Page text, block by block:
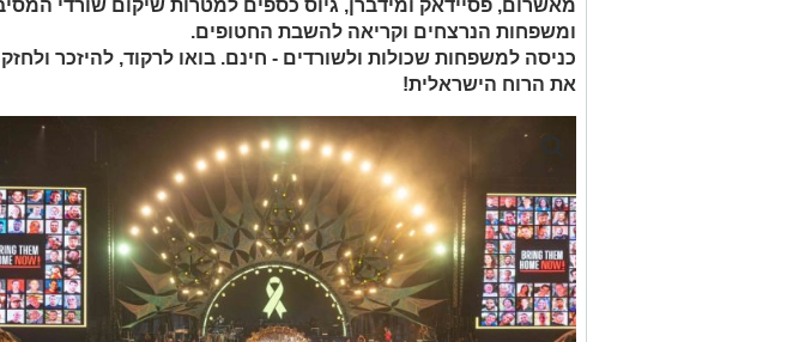
מאשרום, פסיידאק ומידברן, גיוס כספים למטרות שיקום שורדי
ומשפחות הנרצחים וקריאה להשבת החטופים.
כניסה למשפחות שכולות ולשורדים - חינם. בואו לרקוד, להיזכר
את הרוח הישראלית!